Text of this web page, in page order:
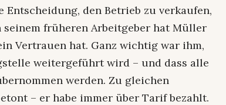
Entscheidung, den Betrieb zu verkaufen,
früheren Arbeitgeber hat Müller
Vertrauen hat. Ganz wichtig war ihm,
weitergeführt wird – und dass alle
werden. Zu gleichen
– er habe immer über Tarif bezahlt.